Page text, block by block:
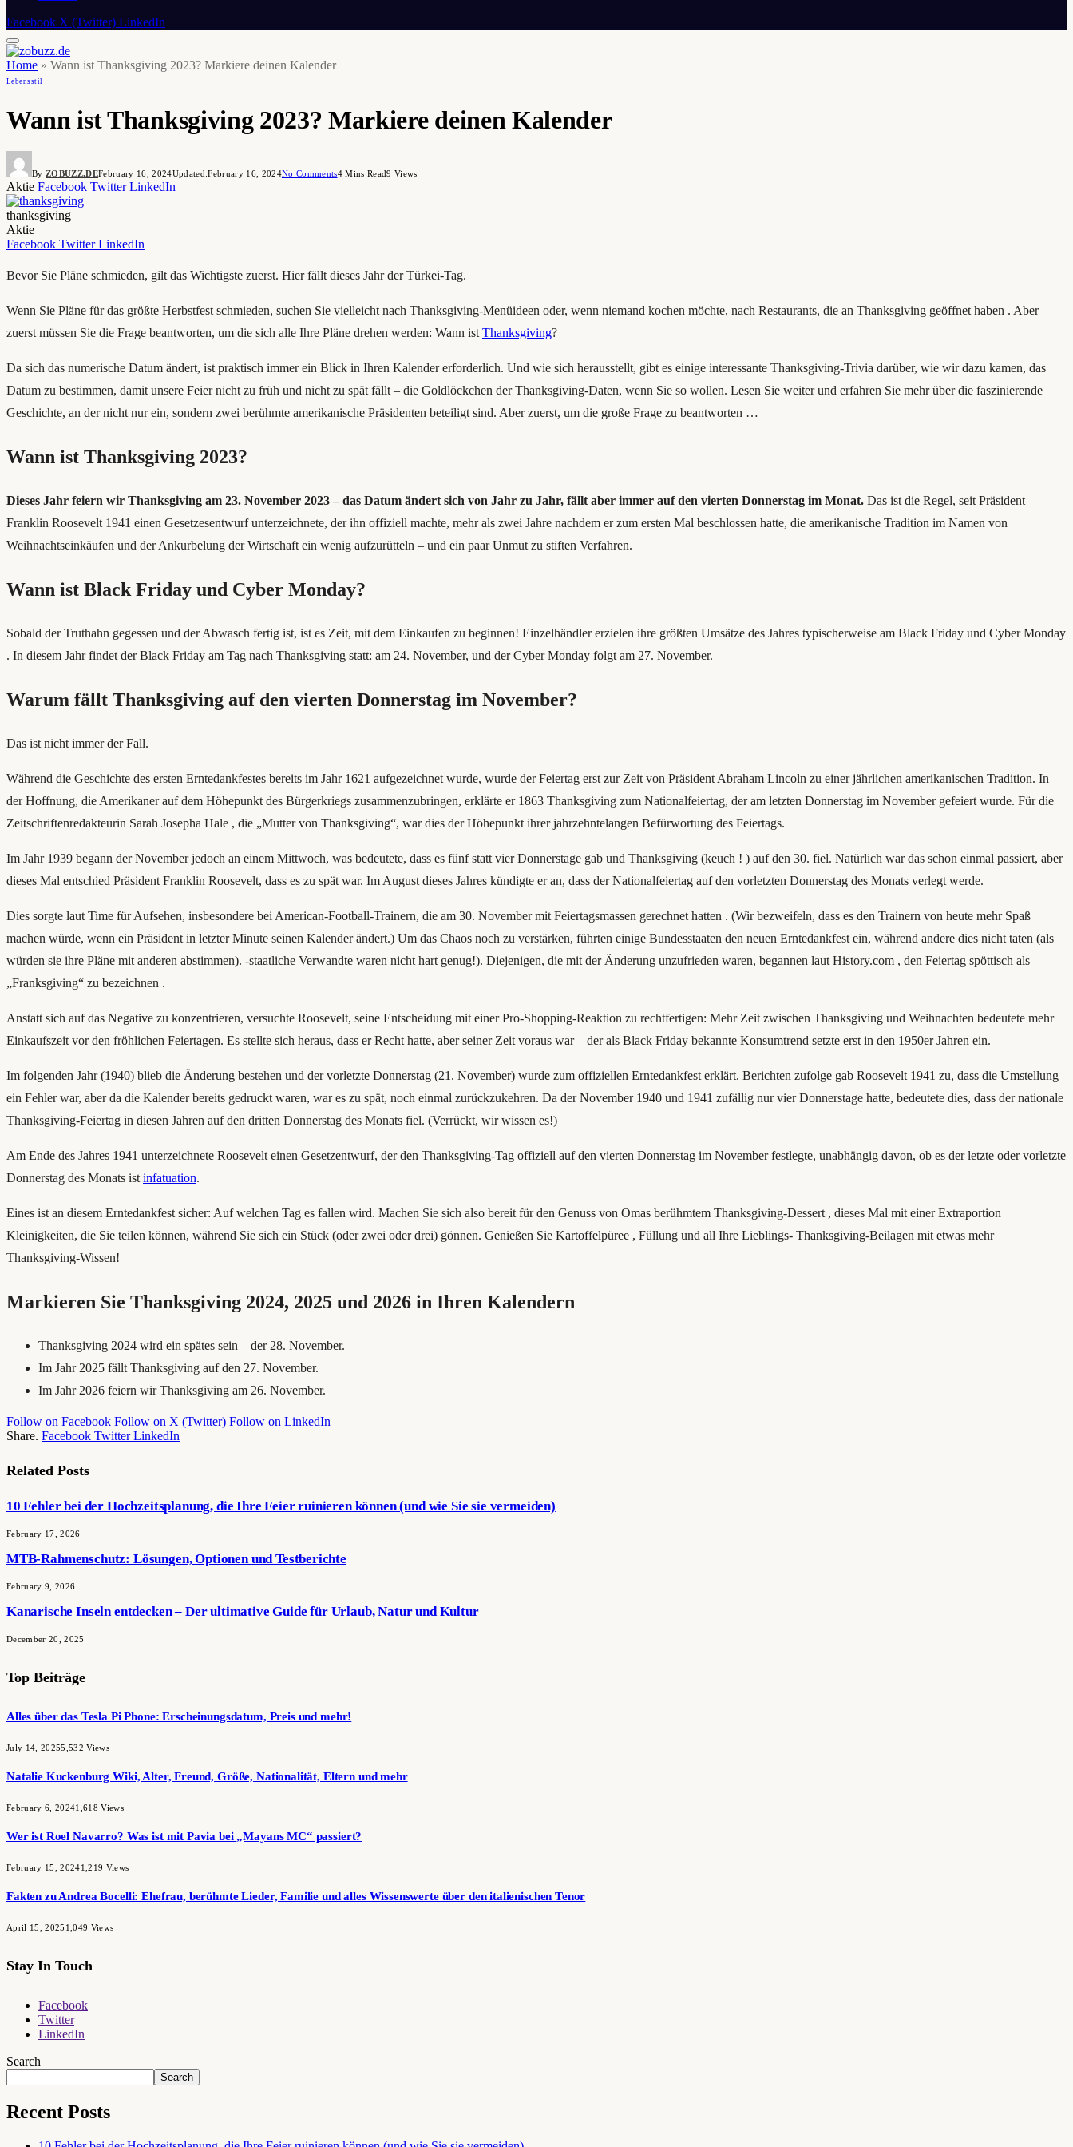
Facebook X (Twitter) LinkedIn
Home » Wann ist Thanksgiving 2023? Markiere deinen Kalender
Lebensstil
Wann ist Thanksgiving 2023? Markiere deinen Kalender
By ZOBUZZ.DEFebruary 16, 2024Updated:February 16, 2024No Comments4 Mins Read9 Views
Aktie Facebook Twitter LinkedIn
thanksgiving
Aktie
Facebook Twitter LinkedIn
Bevor Sie Pläne schmieden, gilt das Wichtigste zuerst. Hier fällt dieses Jahr der Türkei-Tag.
Wenn Sie Pläne für das größte Herbstfest schmieden, suchen Sie vielleicht nach Thanksgiving-Menüideen oder, wenn niemand kochen möchte, nach Restaurants, die an Thanksgiving geöffnet haben . Aber
zuerst müssen Sie die Frage beantworten, um die sich alle Ihre Pläne drehen werden: Wann istThanksgiving?
Da sich das numerische Datum ändert, ist praktisch immer ein Blick in Ihren Kalender erforderlich. Und wie sich herausstellt, gibt es einige interessante Thanksgiving-Trivia darüber, wie wir dazu kamen, das
Datum zu bestimmen, damit unsere Feier nicht zu früh und nicht zu spät fällt – die Goldlöckchen der Thanksgiving-Daten, wenn Sie so wollen. Lesen Sie weiter und erfahren Sie mehr über die faszinierende
Geschichte, an der nicht nur ein, sondern zwei berühmte amerikanische Präsidenten beteiligt sind. Aber zuerst, um die große Frage zu beantworten …
Wann ist Thanksgiving 2023?
Dieses Jahr feiern wir Thanksgiving am 23. November 2023 – das Datum ändert sich von Jahr zu Jahr, fällt aber immer auf den vierten Donnerstag im Monat. Das ist die Regel, seit Präsident
Franklin Roosevelt 1941 einen Gesetzesentwurf unterzeichnete, der ihn offiziell machte, mehr als zwei Jahre nachdem er zum ersten Mal beschlossen hatte, die amerikanische Tradition im Namen von
Weihnachtseinkäufen und der Ankurbelung der Wirtschaft ein wenig aufzurütteln – und ein paar Unmut zu stiften Verfahren.
Wann ist Black Friday und Cyber ​​Monday?
Sobald der Truthahn gegessen und der Abwasch fertig ist, ist es Zeit, mit dem Einkaufen zu beginnen! Einzelhändler erzielen ihre größten Umsätze des Jahres typischerweise am Black Friday und Cyber ​​Monday
. In diesem Jahr findet der Black Friday am Tag nach Thanksgiving statt: am 24. November, und der Cyber ​​Monday folgt am 27. November.
Warum fällt Thanksgiving auf den vierten Donnerstag im November?
Das ist nicht immer der Fall.
Während die Geschichte des ersten Erntedankfestes bereits im Jahr 1621 aufgezeichnet wurde, wurde der Feiertag erst zur Zeit von Präsident Abraham Lincoln zu einer jährlichen amerikanischen Tradition. In
der Hoffnung, die Amerikaner auf dem Höhepunkt des Bürgerkriegs zusammenzubringen, erklärte er 1863 Thanksgiving zum Nationalfeiertag, der am letzten Donnerstag im November gefeiert wurde. Für die
Zeitschriftenredakteurin Sarah Josepha Hale , die „Mutter von Thanksgiving“, war dies der Höhepunkt ihrer jahrzehntelangen Befürwortung des Feiertags.
Im Jahr 1939 begann der November jedoch an einem Mittwoch, was bedeutete, dass es fünf statt vier Donnerstage gab und Thanksgiving (keuch ! ) auf den 30. fiel. Natürlich war das schon einmal passiert, aber
dieses Mal entschied Präsident Franklin Roosevelt, dass es zu spät war. Im August dieses Jahres kündigte er an, dass der Nationalfeiertag auf den vorletzten Donnerstag des Monats verlegt werde.
Dies sorgte laut Time für Aufsehen, insbesondere bei American-Football-Trainern, die am 30. November mit Feiertagsmassen gerechnet hatten . (Wir bezweifeln, dass es den Trainern von heute mehr Spaß
machen würde, wenn ein Präsident in letzter Minute seinen Kalender ändert.) Um das Chaos noch zu verstärken, führten einige Bundesstaaten den neuen Erntedankfest ein, während andere dies nicht taten (als
würden sie ihre Pläne mit anderen abstimmen). -staatliche Verwandte waren nicht hart genug!). Diejenigen, die mit der Änderung unzufrieden waren, begannen laut History.com , den Feiertag spöttisch als
„Franksgiving“ zu bezeichnen .
Anstatt sich auf das Negative zu konzentrieren, versuchte Roosevelt, seine Entscheidung mit einer Pro-Shopping-Reaktion zu rechtfertigen: Mehr Zeit zwischen Thanksgiving und Weihnachten bedeutete mehr
Einkaufszeit vor den fröhlichen Feiertagen. Es stellte sich heraus, dass er Recht hatte, aber seiner Zeit voraus war – der als Black Friday bekannte Konsumtrend setzte erst in den 1950er Jahren ein.
Im folgenden Jahr (1940) blieb die Änderung bestehen und der vorletzte Donnerstag (21. November) wurde zum offiziellen Erntedankfest erklärt. Berichten zufolge gab Roosevelt 1941 zu, dass die Umstellung
ein Fehler war, aber da die Kalender bereits gedruckt waren, war es zu spät, noch einmal zurückzukehren. Da der November 1940 und 1941 zufällig nur vier Donnerstage hatte, bedeutete dies, dass der nationale
Thanksgiving-Feiertag in diesen Jahren auf den dritten Donnerstag des Monats fiel. (Verrückt, wir wissen es!)
Am Ende des Jahres 1941 unterzeichnete Roosevelt einen Gesetzentwurf, der den Thanksgiving-Tag offiziell auf den vierten Donnerstag im November festlegte, unabhängig davon, ob es der letzte oder vorletzte
Donnerstag des Monats ist infatuation.
Eines ist an diesem Erntedankfest sicher: Auf welchen Tag es fallen wird. Machen Sie sich also bereit für den Genuss von Omas berühmtem Thanksgiving-Dessert , dieses Mal mit einer Extraportion
Kleinigkeiten, die Sie teilen können, während Sie sich ein Stück (oder zwei oder drei) gönnen. Genießen Sie Kartoffelpüree , Füllung und all Ihre Lieblings- Thanksgiving-Beilagen mit etwas mehr
Thanksgiving-Wissen!
Markieren Sie Thanksgiving 2024, 2025 und 2026 in Ihren Kalendern
Thanksgiving 2024 wird ein spätes sein – der 28. November.
Im Jahr 2025 fällt Thanksgiving auf den 27. November.
Im Jahr 2026 feiern wir Thanksgiving am 26. November.
Follow on Facebook Follow on X (Twitter) Follow on LinkedIn
Share. Facebook Twitter LinkedIn
Related Posts
10 Fehler bei der Hochzeitsplanung, die Ihre Feier ruinieren können (und wie Sie sie vermeiden)
February 17, 2026
MTB-Rahmenschutz: Lösungen, Optionen und Testberichte
February 9, 2026
Kanarische Inseln entdecken – Der ultimative Guide für Urlaub, Natur und Kultur
December 20, 2025
Top Beiträge
Alles über das Tesla Pi Phone: Erscheinungsdatum, Preis und mehr!
July 14, 20255,532Views
Natalie Kuckenburg Wiki, Alter, Freund, Größe, Nationalität, Eltern und mehr
February 6, 20241,618Views
Wer ist Roel Navarro? Was ist mit Pavia bei „Mayans MC“ passiert?
February 15, 20241,219 Views
Fakten zu Andrea Bocelli: Ehefrau, berühmte Lieder, Familie und alles Wissenswerte über den italienischen Tenor
April 15, 2025 1,049 Views
Stay In Touch
Facebook
Twitter
LinkedIn
Search
Search
Recent Posts